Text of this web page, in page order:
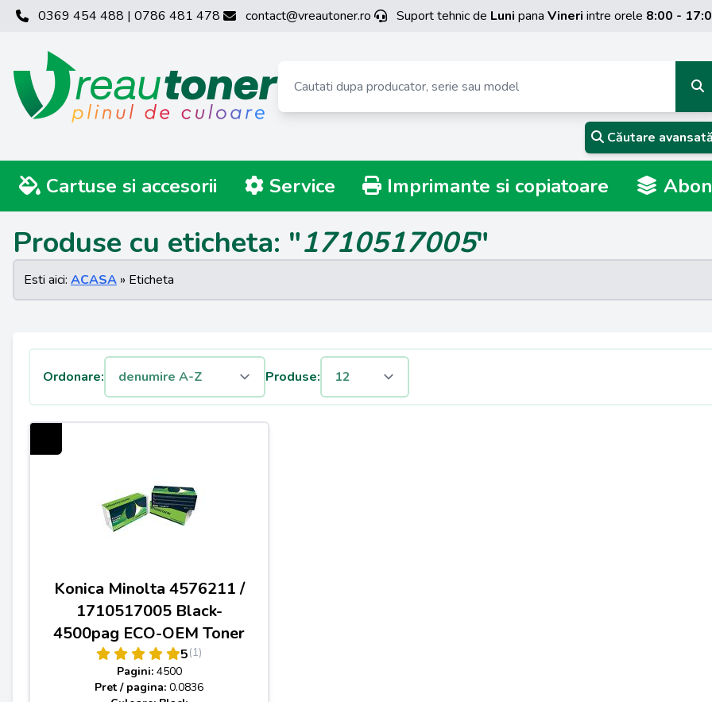
0369 454 488 | 0786 481 478 contact@vreautoner.ro Suport tehnic de Luni pana Vineri intre orele 8:00 -
Căutare
Cartuse si accesorii Service Imprimante si copiatoare
Produse cu eticheta: "1710517005"
Esti aici: ACASA » Eticheta
Ordonare: Produse:
Konica Minolta 4576211 /
1710517005 Black-
4500pag ECO-OEM Toner
5(1)
Pagini: 4500
Pret / pagina: 0.0836